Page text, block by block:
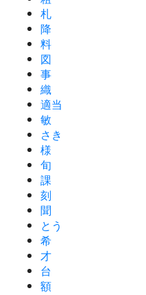
札
降
料
図
事
織
適当
敏
さき
様
旬
課
刻
聞
とう
希
才
台
額